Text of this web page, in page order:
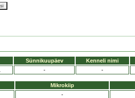
Sünnikuupäev Kenneli nimi
- -
Mikrokiip
-